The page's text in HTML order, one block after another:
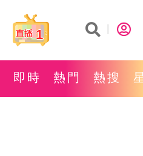
1
即時 熱門 熱搜